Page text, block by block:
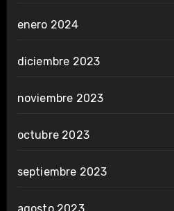
enero 2024
diciembre 2023
noviembre 2023
octubre 2023
septiembre 2023
agosto 2023